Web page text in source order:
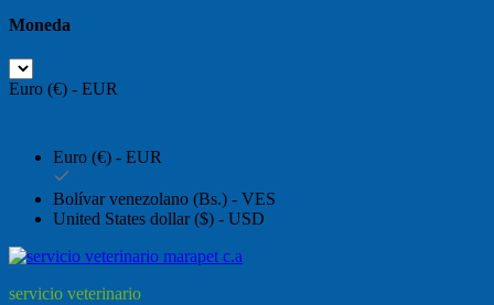
Moneda
Euro (€) - EUR
Euro (€) - EUR
Bolívar venezolano (Bs.) - VES
United States dollar ($) - USD
servicio veterinario